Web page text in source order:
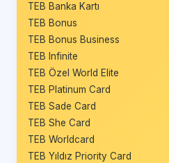
TEB Banka Kartı
TEB Bonus
TEB Bonus Business
TEB Infinite
TEB Özel World Elite
TEB Platinum Card
TEB Sade Card
TEB She Card
TEB Worldcard
TEB Yıldız Priority Card